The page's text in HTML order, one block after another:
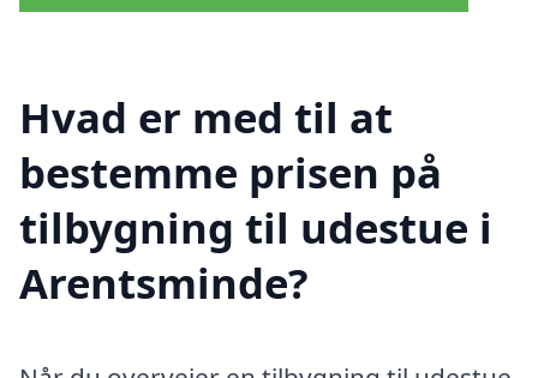
Hvad er med til at
bestemme prisen på
tilbygning til udestue i
Arentsminde?